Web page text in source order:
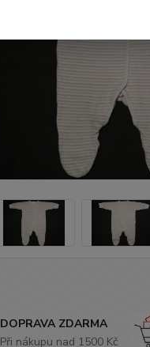
DOPRAVA ZDARMA
Při nákupu nad 1500 Kč